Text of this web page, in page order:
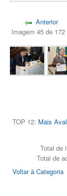
Anterior
Imagem 45 de 172
TOP 12: Mais
Total de
Total de
Voltar à Categoria